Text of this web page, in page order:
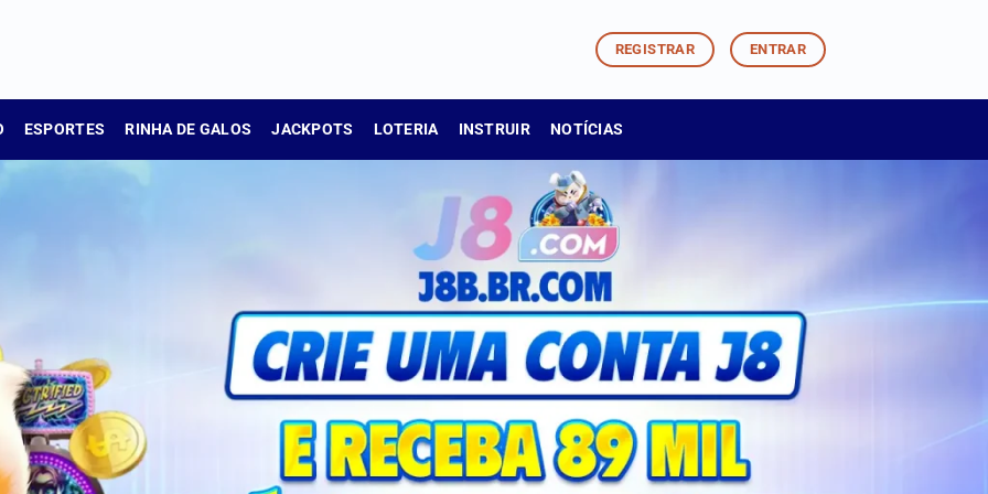
REGISTRAR ENTRAR
ESPORTES RINHA DE GALOS JACKPOTS LOTERIA INSTRUIR NOTÍCIAS